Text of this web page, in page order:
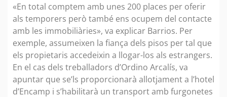
«En total comptem amb unes 200 places per oferir
als temporers però també ens ocupem del contacte
amb les immobiliàries», va explicar Barrios. Per
exemple, assumeixen la fiança dels pisos per tal que
els propietaris accedeixin a llogar-los als estrangers.
En el cas dels treballadors d’Ordino Arcalís, va
apuntar que se’ls proporcionarà allotjament a l’hotel
d’Encamp i s’habilitarà un transport amb furgonetes